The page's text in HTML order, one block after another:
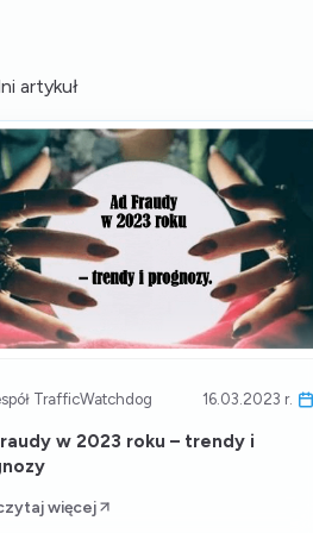
artykuł
TrafficWatchdog 16.03.2023 r.
w 2023 roku – trendy i
więcej